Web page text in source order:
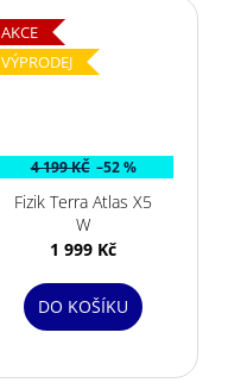
AKCE
VÝPRODEJ
4 199 KČ –52 %
Fizik Terra Atlas X5
W
1 999 Kč
DO KOŠÍKU